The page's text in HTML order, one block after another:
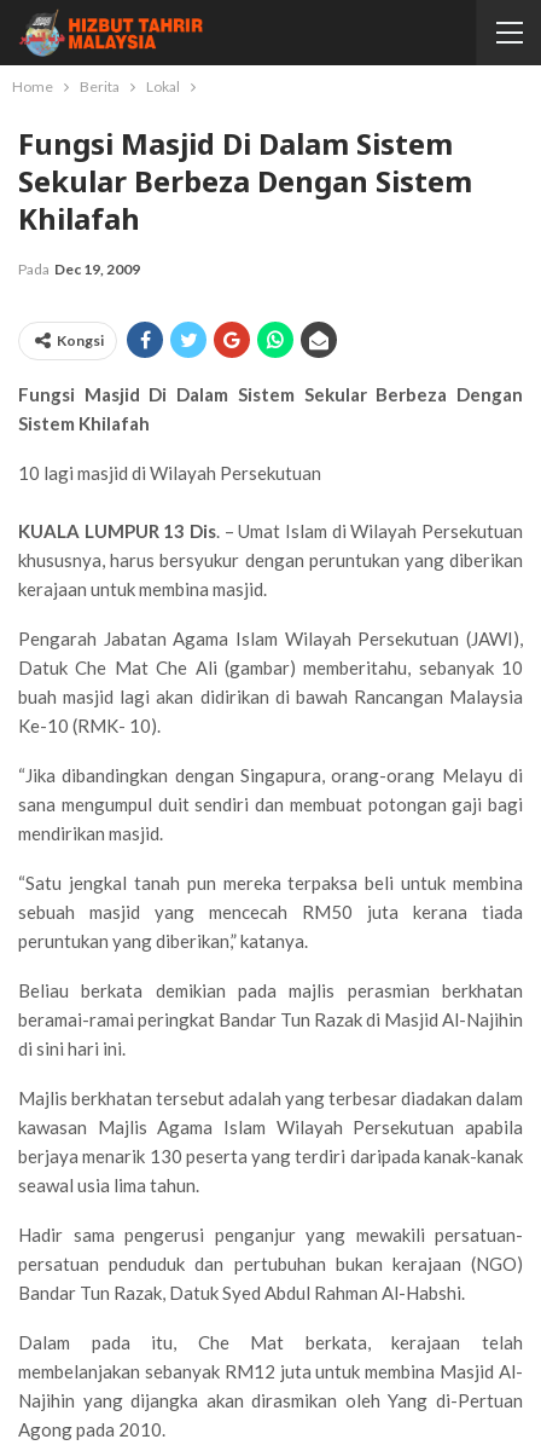
Home Berita Lokal
Fungsi Masjid Di Dalam Sistem
Sekular Berbeza Dengan Sistem
Khilafah
Pada Dec 19, 2009
Kongsi
Fungsi Masjid Di Dalam Sistem Sekular Berbeza Dengan
Sistem Khilafah
10 lagi masjid di Wilayah Persekutuan
KUALA LUMPUR 13 Dis. – Umat Islam di Wilayah Persekutuan
khususnya, harus bersyukur dengan peruntukan yang diberikan
kerajaan untuk membina masjid.
Pengarah Jabatan Agama Islam Wilayah Persekutuan (JAWI),
Datuk Che Mat Che Ali (gambar) memberitahu, sebanyak 10
buah masjid lagi akan didirikan di bawah Rancangan Malaysia
Ke-10 (RMK- 10).
“Jika dibandingkan dengan Singapura, orang-orang Melayu di
sana mengumpul duit sendiri dan membuat potongan gaji bagi
mendirikan masjid.
“Satu jengkal tanah pun mereka terpaksa beli untuk membina
sebuah masjid yang mencecah RM50 juta kerana tiada
peruntukan yang diberikan,” katanya.
Beliau berkata demikian pada majlis perasmian berkhatan
beramai-ramai peringkat Bandar Tun Razak di Masjid Al-Najihin
di sini hari ini.
Majlis berkhatan tersebut adalah yang terbesar diadakan dalam
kawasan Majlis Agama Islam Wilayah Persekutuan apabila
berjaya menarik 130 peserta yang terdiri daripada kanak-kanak
seawal usia lima tahun.
Hadir sama pengerusi penganjur yang mewakili persatuan-
persatuan penduduk dan pertubuhan bukan kerajaan (NGO)
Bandar Tun Razak, Datuk Syed Abdul Rahman Al-Habshi.
Dalam pada itu, Che Mat berkata, kerajaan telah
membelanjakan sebanyak RM12 juta untuk membina Masjid Al-
Najihin yang dijangka akan dirasmikan oleh Yang di-Pertuan
Agong pada 2010.